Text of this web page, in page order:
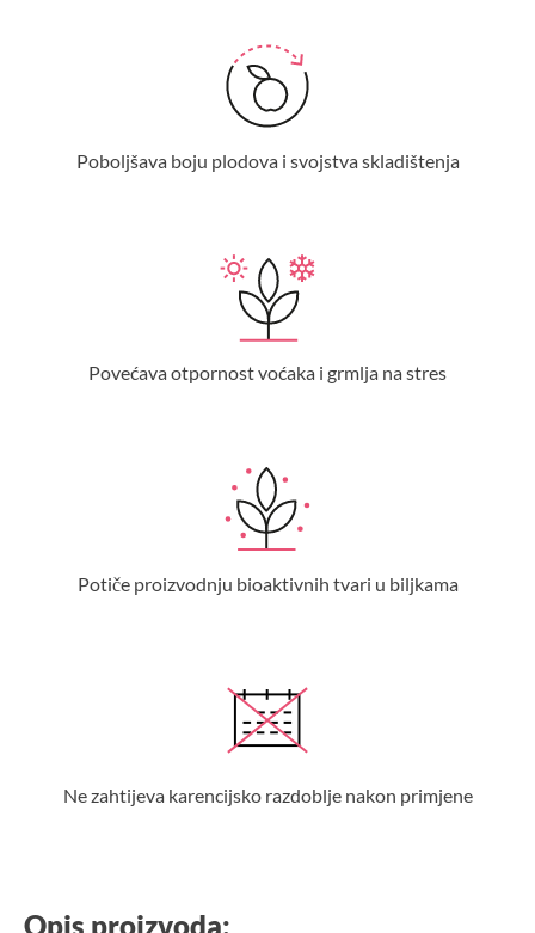
Poboljšava boju plodova i svojstva skladištenja
Povećava otpornost voćaka i grmlja na stres
Potiče proizvodnju bioaktivnih tvari u biljkama
Ne zahtijeva karencijsko razdoblje nakon primjene
Opis proizvoda: